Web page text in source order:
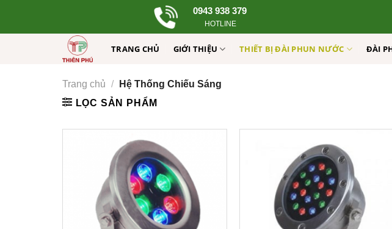
0943 938 379
HOTLINE
TRANG CHỦ GIỚI THIỆU THIẾT BỊ ĐÀI PHUN NƯỚC ĐÀI
Trang chủ /
Hệ Thống Chiếu Sáng
LỌC SẢN PHẨM